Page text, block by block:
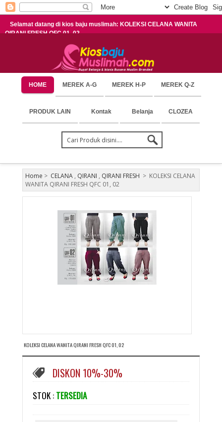
Selamat datang di kios baju muslimah: KOLEKSI CELANA WANITA
QIRANI FRESH QFC 01, 02
HOME MEREK A-G MEREK H-P MEREK Q-Z
PRODUK LAIN Kontak Belanja CLOZEA
Home > CELANA, QIRANI , QIRANI FRESH > KOLEKSI CELANA
WANITA QIRANI FRESH QFC 01, 02
KOLEKSI CELANA WANITA QIRANI FRESH QFC 01, 02
DISKON 10%-30%
STOK : TERSEDIA